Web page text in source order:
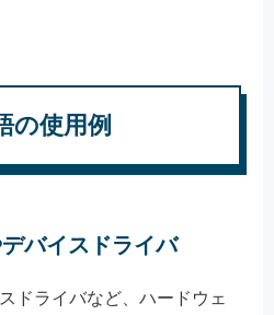
の使用例
バイスドライバ
ドライバなど、ハードウェ